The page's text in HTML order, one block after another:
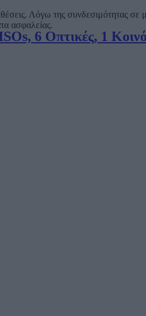
6 Οπτικές, 1
Λόγω της συνδεσιμότητας
ασφαλείας.